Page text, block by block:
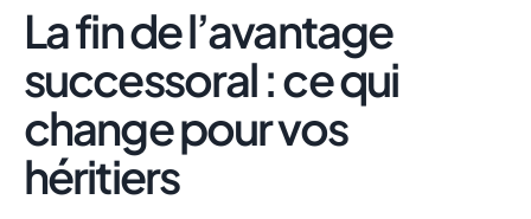
La fin de l’avantage
successoral : ce qui
change pour vos
héritiers